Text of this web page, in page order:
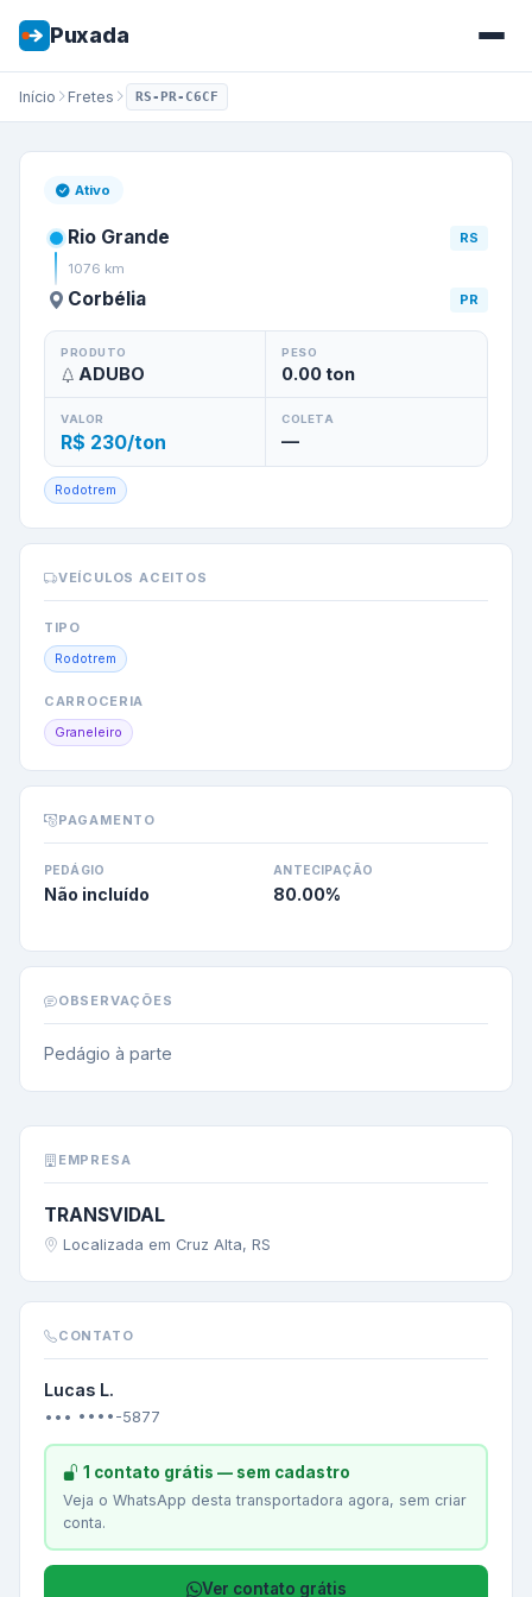
Puxada
Início Fretes RS-PR-C6CF
Frete de
Ativo
Rio Grande
RS
1076 km
Corbélia PR
PRODUTO
ADUBO
PESO
0.00ton
VALOR
R$ 230/ton
COLETA
—
Rodotrem
VEÍCULOS ACEITOS
TIPO
Rodotrem
CARROCERIA
Graneleiro
PAGAMENTO
PEDÁGIO
Não incluído
ANTECIPAÇÃO
80.00%
OBSERVAÇÕES
Pedágio à parte
EMPRESA
TRANSVIDAL
Localizada em Cruz Alta, RS
CONTATO
Lucas L.
••• ••••-5877
1 contato grátis — sem cadastro
Veja o WhatsApp desta transportadora agora, sem criar
conta.
Ver contato grátis